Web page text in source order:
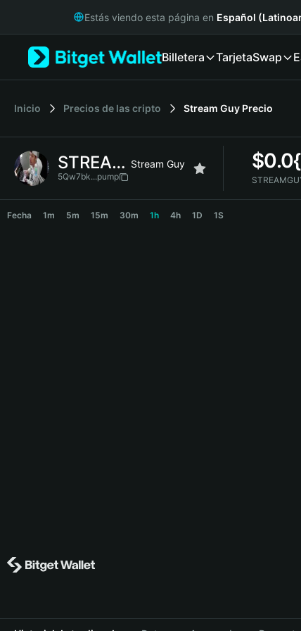
Русский
Italiano
简体中文
繁體中文
Bahasa Indonesia
Estás viendo esta página en Español
Billetera TarjetaSwap
Inicio Precios de las cripto Stream Guy Precio
STREAMGUY Stream Guy
5Qw7bk...pump
$
Fecha 1m 5m 15m 30m 1h 4h 1D 1S